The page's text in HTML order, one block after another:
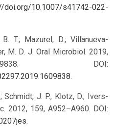
doi.org/10.1007/s41742-022-
T.; Mazurel, D.; Villanueva-
M. D. J. Oral Microbiol. 2019,
DOI:
.
Schmidt, J. P.; Klotz, D.; Ivers-
2012, 159, A952–A960. DOI:
.